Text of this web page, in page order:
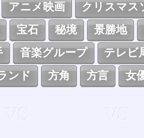
アニメ映画 クリスマス
宝石 秘境 景勝地
音楽グループ テレビ
ンド
方角 方言 女